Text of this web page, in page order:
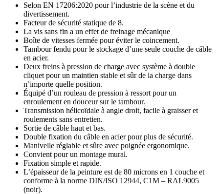
Selon EN 17206:2020 pour l’industrie de la scène et du
divertissement.
Facteur de sécurité statique de 8.
La vis sans fin a un effet de freinage mécanique
Boîte de vitesses fermée pour éviter le coincement.
Tambour fendu pour le stockage d’une seule couche de câble
en acier.
Deux freins à pression de charge avec système à double
cliquet pour un maintien stable et sûr de la charge dans
n’importe quelle position.
Équipé d’un rouleau de pression à ressort pour un
enroulement en douceur sur le tambour.
Transmission hélicoïdale à angle droit, facile à graisser et
roulements sans entretien.
Sortie de câble haut et bas.
Double fixation du câble en acier pour plus de sécurité.
Manivelle réglable et sûre avec poignée ergonomique.
Convient pour un montage mural.
Fixation simple et rapide.
L’épaisseur de la peinture est de 80 microns en 1 couche et
conforme à la norme DIN/ISO 12944, C1M – RAL9005
(noir).